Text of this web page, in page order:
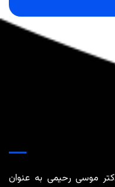
موسی رحیمی به عنوان